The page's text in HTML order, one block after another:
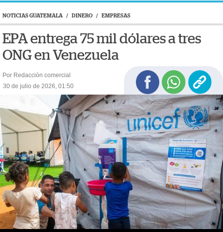
NOTICIAS GUATEMALA / DINERO / EMPRESAS
EPA entrega 75 mil dólares a tres
ONG en Venezuela
Por Redacción comercial
30 de julio de 2026, 01:50